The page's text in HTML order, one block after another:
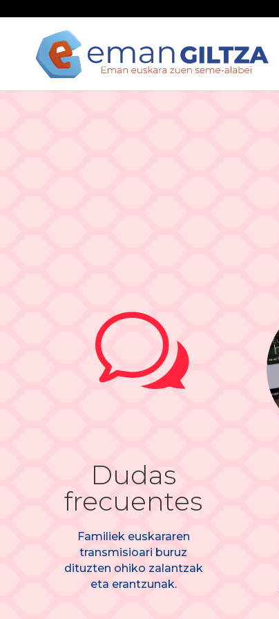
w
Dudas
frecuentes
Familiek euskararen
transmisioari buruz
dituzten ohiko zalantzak
eta erantzunak.